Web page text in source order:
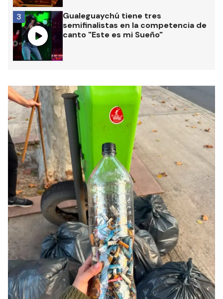
Gualeguaychú tiene tres
semifinalistas en la competencia de
canto "Este es mi Sueño"
3